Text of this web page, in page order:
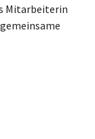
Mitarbeiterin